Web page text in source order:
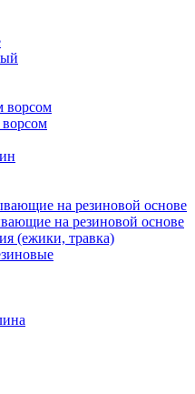
ворсом
на резиновой основе
на резиновой основе
(ежики, травка)